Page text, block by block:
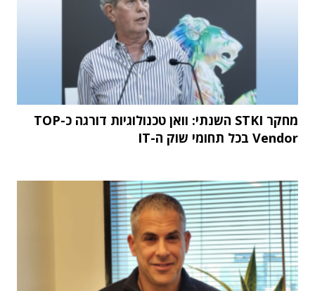
מחקר STKI השנתי: וואן טכנולוגיות דורגה כ-TOP
Vendor בכל תחומי שוק ה-IT